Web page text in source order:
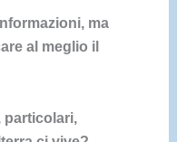
ma
al meglio il
particolari,